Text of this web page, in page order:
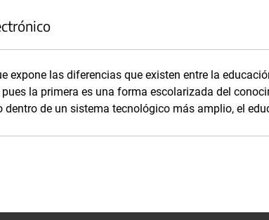
expone las diferencias que existen entre la
la primera es una forma escolarizada del
dentro de un sistema tecnológico más amplio, el